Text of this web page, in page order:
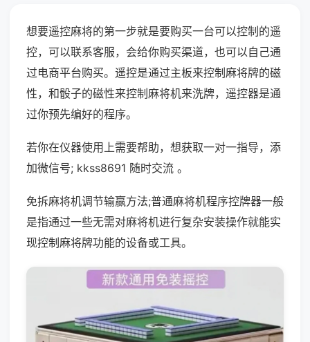
想要遥控麻将的第一步就是要购买一台可以控制的遥
控，可以联系客服，会给你购买渠道，也可以自己通
过电商平台购买。遥控是通过主板来控制麻将牌的磁
性，和骰子的磁性来控制麻将机来洗牌，遥控器是通
过你预先编好的程序。
若你在仪器使用上需要帮助，想获取一对一指导，添
加微信号; kkss8691 随时交流 。
免拆麻将机调节输赢方法;普通麻将机程序控牌器一般
是指通过一些无需对麻将机进行复杂安装操作就能实
现控制麻将牌功能的设备或工具。